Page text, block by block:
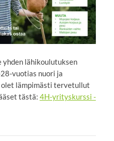
yhden lähikoulutuksen
vuotias nuori ja
lämpimästi tervetullut
tästä: 4H-yrityskurssi -